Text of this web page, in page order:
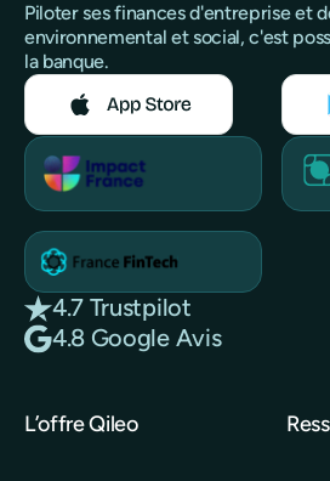
Piloter ses finances d'entreprise et
environnemental et social, c'est
la banque.
4.7 Trustpilot
4.8 Google Avis
L’offre Qileo